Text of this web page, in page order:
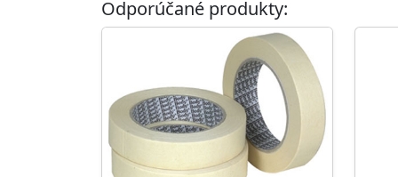
48 mesiacov v orig. uzavretých obaloch
Odporúčané produkty: